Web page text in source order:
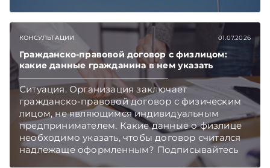
Правовой контекст и последствия введения
обсудила с Юрием Владимировичем
Шумиловым, основателем и партнером
юридической фирмы YS Advisors,
специализирующейся на санкционном праве.
Подписывайтесь на Telegram‑канал и Viber.
Главное об экономике Беларуси — раньше,
чем в новостях TelegramViber
КОНСУЛЬТАЦИИ 01.07.2026
Гражданско-правовой договор с физлицом:
какие данные гражданина в нем указать
Ситуация. Организация заключает
гражданско-правовой договор с физическим
лицом, не являющимся индивидуальным
предпринимателем. Какие данные о физлице
необходимо указать, чтобы договор считался
надлежаще оформленным? Подписывайтесь
на Telegram‑канал и Viber. Главное об